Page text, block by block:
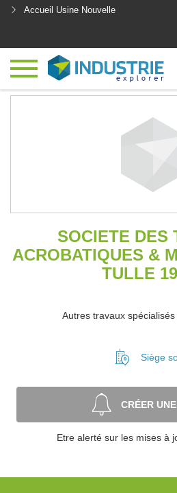
Accueil Usine Nouvelle
SOCIETE DES
ACROBATIQUES &
TULLE
Autres travaux
Siège
CRÉER
Etre alerté sur les mises à